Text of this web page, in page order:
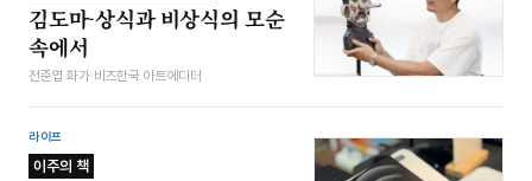
김도마-상식과 비상식의 모순
속에서
전준엽 화가·비즈한국 아트에디터
라이프
이주의 책